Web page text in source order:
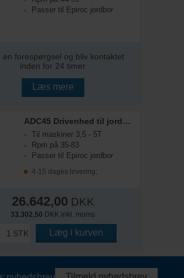
Passer til Epiroc jordbor
en forespørgsel og bliv kontaktet
inden for 24 timer
Læs mere
ADC45 Drivenhed til jordbor
Til maskiner 3,5 - 5T
Rpm på 35-83
Passer til Epiroc jordbor
4-15 dages levering;
26.642,00 DKK
33.302,50 DKK inkl. moms
STK Læg i kurven